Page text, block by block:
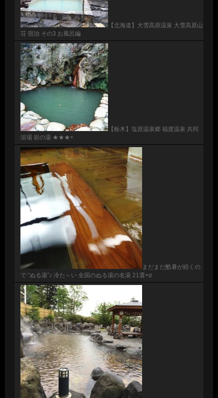
【北海道】大雪高原温泉 大雪高原山
荘 宿泊 その3 お風呂編
【栃木】塩原温泉郷 福渡温泉 共同
浴場 岩の湯 ★★★+
まだまだ酷暑が続くの
で “ぬる湯”♪ 冷た～い 全国のぬる湯の名湯 21選+α